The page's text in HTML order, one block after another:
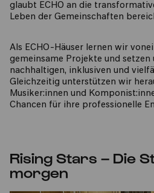
glaubt ECHO an die
Leben der Gemeinschaften
Als ECHO-Häuser lernen wir
gemeinsame Projekte und setzen
nachhaltigen, inklusiven und
Gleichzeitig unterstützen wir
Musiker:innen und
Chancen für ihre professionelle
Rising Stars – Die
morgen